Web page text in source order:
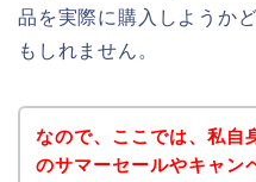
品を実際に購入しようか
もしれません。
なので、ここでは、私自
のサマーセールやキャン